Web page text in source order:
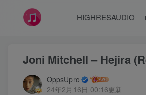
HIGHRESAUDIO
Joni Mitchell – Hejira
OppsUpro
24年2月16日 00:16更新